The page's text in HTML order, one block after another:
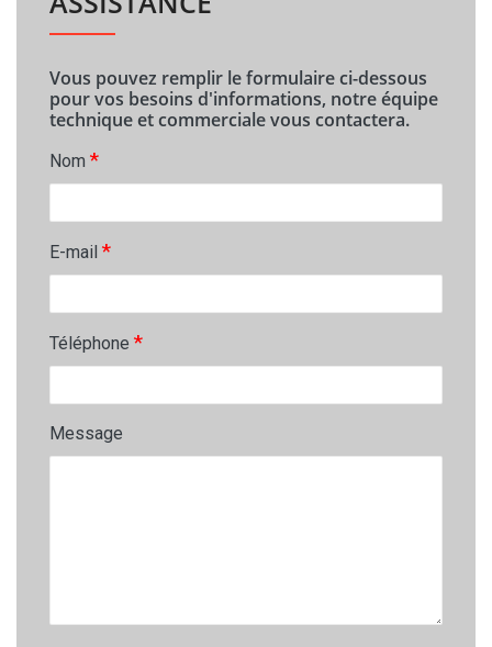
Vous pouvez remplir le formulaire ci-dessous
pour vos besoins d'informations, notre équipe
technique et commerciale vous contactera.
Nom *
E-mail *
Téléphone *
Message